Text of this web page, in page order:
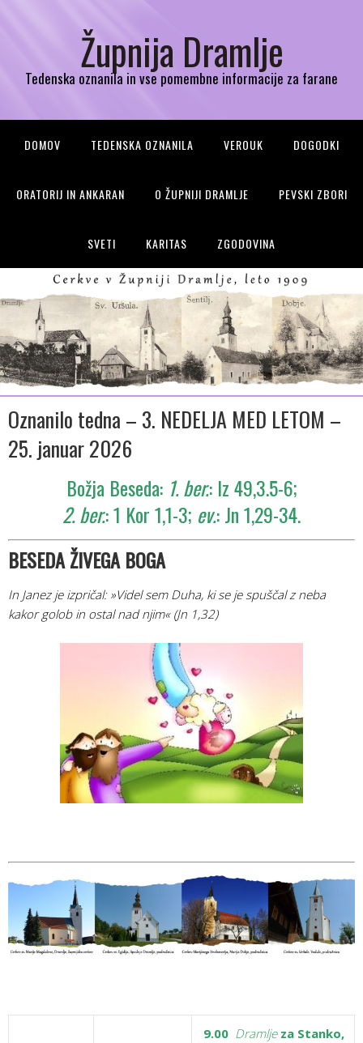
Župnija Dramlje
Tedenska oznanila in vse pomembne informacije za farane
DOMOV TEDENSKA OZNANILA VEROUK DOGODKI
ORATORIJ IN ANKARAN O ŽUPNIJI DRAMLJE PEVSKI ZBORI
SVETI KARITAS ZGODOVINA
Oznanilo tedna – 3. NEDELJA MED LETOM –
25. januar 2026
Božja Beseda: 1. ber.: Iz 49,3.5-6;
2. ber.: 1 Kor 1,1-3; ev.: Jn 1,29-34.
BESEDA ŽIVEGA BOGA
In Janez je izpričal: »Videl sem Duha, ki se je spuščal z neba
kakor golob in ostal nad njim« (Jn 1,32)
9.00 Dramlje za Stanko,